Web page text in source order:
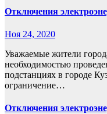
Отключения
Ноя 24, 2020
Уважаемые жители
необходимостью
подстанциях в городе
ограничение…
Отключения